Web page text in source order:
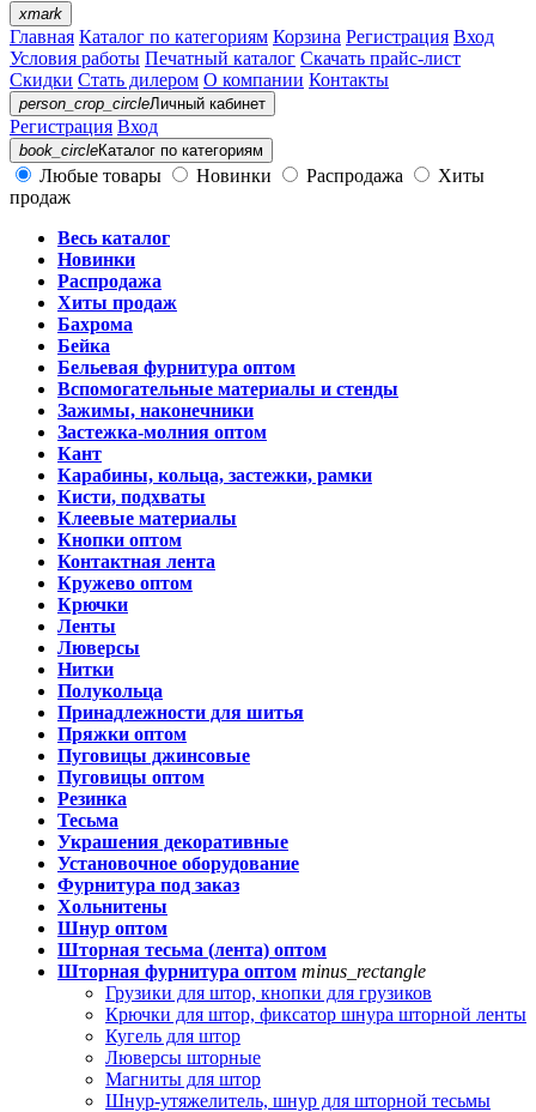
xmark
Главная Каталог по категориям Корзина Регистрация Вход
Условия работы Печатный каталог Скачать прайс-лист
Скидки Стать дилером О компании Контакты
person_crop_circleЛичный кабинет
Регистрация Вход
book_circleКаталог по категориям
Любые товары Новинки Распродажа
Хиты
продаж
Весь каталог
Новинки
Распродажа
Хиты продаж
Бахрома
Бейка
Бельевая фурнитура оптом
Вспомогательные материалы и стенды
Зажимы, наконечники
Застежка-молния оптом
Кант
Карабины, кольца, застежки, рамки
Кисти, подхваты
Клеевые материалы
Кнопки оптом
Контактная лента
Кружево оптом
Крючки
Ленты
Люверсы
Нитки
Полукольца
Принадлежности для шитья
Пряжки оптом
Пуговицы джинсовые
Пуговицы оптом
Резинка
Тесьма
Украшения декоративные
Установочное оборудование
Фурнитура под заказ
Хольнитены
Шнур оптом
Шторная тесьма (лента) оптом
Шторная фурнитура оптом minus_rectangle
Грузики для штор, кнопки для грузиков
Крючки для штор, фиксатор шнура шторной ленты
Кугель для штор
Люверсы шторные
Магниты для штор
Шнур-утяжелитель, шнур для шторной тесьмы